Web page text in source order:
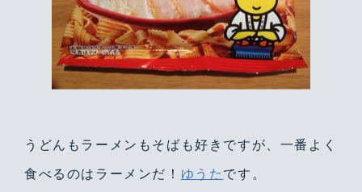
うどんもラーメンもそばも好きですが、一番よく
食べるのはラーメンだ！ ゆうた です。